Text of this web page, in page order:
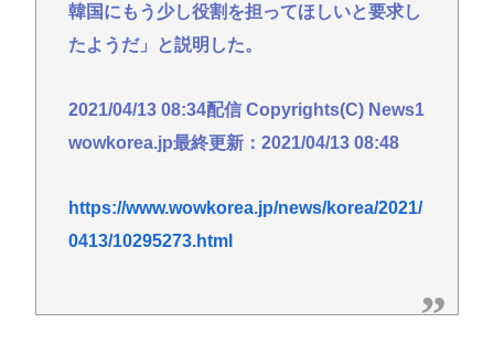
韓国にもう少し役割を担ってほしいと要求し
たようだ」と説明した。
2021/04/13 08:34配信 Copyrights(C) News1
wowkorea.jp最終更新：2021/04/13 08:48
https://www.wowkorea.jp/news/korea/2021/
0413/10295273.html